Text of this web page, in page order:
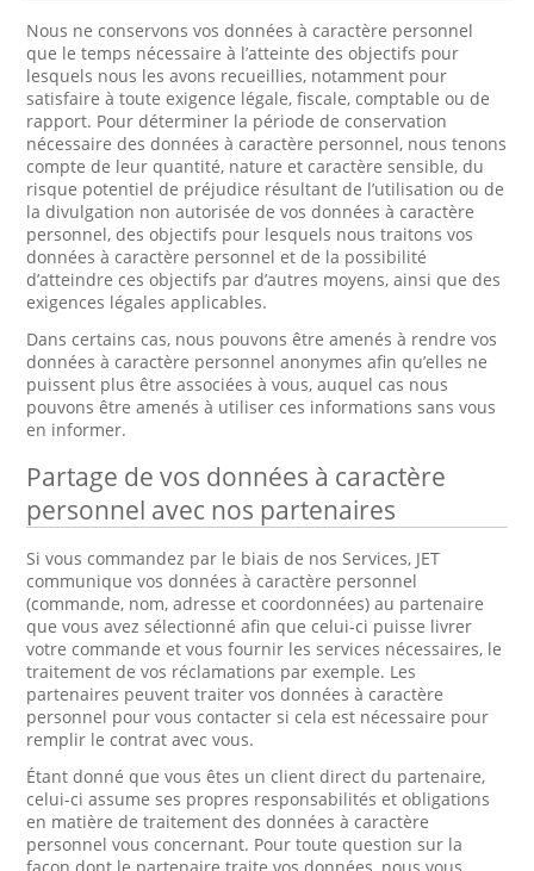
Nous ne conservons vos données à caractère personnel
que le temps nécessaire à l’atteinte des objectifs pour
lesquels nous les avons recueillies, notamment pour
satisfaire à toute exigence légale, fiscale, comptable ou de
rapport. Pour déterminer la période de conservation
nécessaire des données à caractère personnel, nous tenons
compte de leur quantité, nature et caractère sensible, du
risque potentiel de préjudice résultant de l’utilisation ou de
la divulgation non autorisée de vos données à caractère
personnel, des objectifs pour lesquels nous traitons vos
données à caractère personnel et de la possibilité
d’atteindre ces objectifs par d’autres moyens, ainsi que des
exigences légales applicables.
Dans certains cas, nous pouvons être amenés à rendre vos
données à caractère personnel anonymes afin qu’elles ne
puissent plus être associées à vous, auquel cas nous
pouvons être amenés à utiliser ces informations sans vous
en informer.
Partage de vos données à caractère
personnel avec nos partenaires
Si vous commandez par le biais de nos Services, JET
communique vos données à caractère personnel
(commande, nom, adresse et coordonnées) au partenaire
que vous avez sélectionné afin que celui-ci puisse livrer
votre commande et vous fournir les services nécessaires, le
traitement de vos réclamations par exemple. Les
partenaires peuvent traiter vos données à caractère
personnel pour vous contacter si cela est nécessaire pour
remplir le contrat avec vous.
Étant donné que vous êtes un client direct du partenaire,
celui-ci assume ses propres responsabilités et obligations
en matière de traitement des données à caractère
personnel vous concernant. Pour toute question sur la